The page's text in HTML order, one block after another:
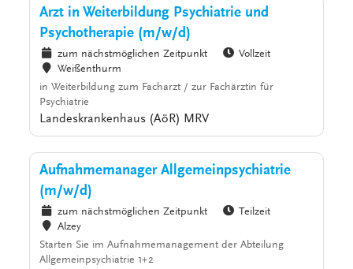
Arzt in Weiterbildung Psychiatrie und
Psychotherapie (m/w/d)
zum nächstmöglichen Zeitpunkt
Vollzeit
Weißenthurm
in Weiterbildung zum Facharzt / zur Fachärztin für
Psychiatrie
Landeskrankenhaus (AöR) MRV
Aufnahmemanager Allgemeinpsychiatrie
(m/w/d)
zum nächstmöglichen Zeitpunkt
Teilzeit
Alzey
Starten Sie im Aufnahmemanagement der Abteilung
Allgemeinpsychiatrie 1+2